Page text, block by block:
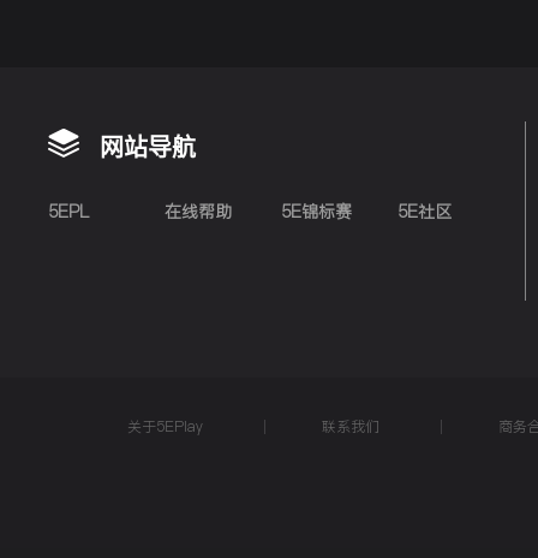
网站导航
5EPL 在线帮助 5E锦标赛 5E社区
关于5EPlay 联系我们 商务